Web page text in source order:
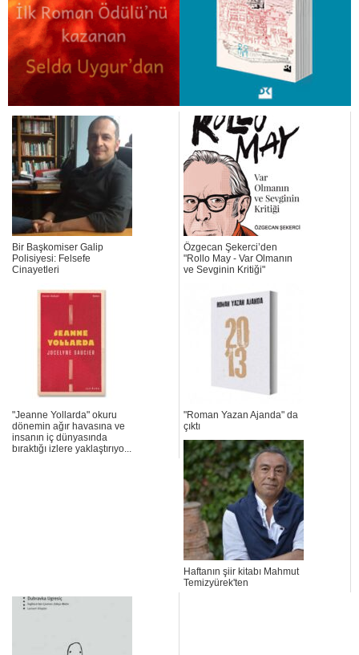
Bir Başkomiser Galip
Polisiyesi: Felsefe
Cinayetleri
Özgecan Şekerci’den
"Rollo May - Var Olmanın
ve Sevginin Kritiği"
"Jeanne Yollarda" okuru
dönemin ağır havasına ve
insanın iç dünyasında
bıraktığı izlere yaklaştırıyo...
"Roman Yazan Ajanda" da
çıktı
Haftanın şiir kitabı Mahmut
Temizyürek'ten